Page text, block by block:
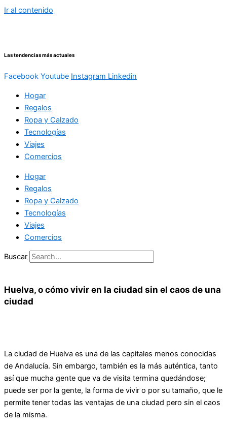
Ir al contenido
Las tendencias más actuales
Facebook Youtube Instagram Linkedin
Hogar
Regalos
Ropa y Calzado
Tecnologías
Viajes
Comercios
Hogar
Regalos
Ropa y Calzado
Tecnologías
Viajes
Comercios
Buscar
Huelva, o cómo vivir en la ciudad sin el caos de una
ciudad
La ciudad de Huelva es una de las capitales menos conocidas
de Andalucía. Sin embargo, también es la más auténtica, tanto
así que mucha gente que va de visita termina quedándose;
puede ser por la gente, la forma de vivir o por su tamaño, que le
permite tener todas las ventajas de una ciudad pero sin el caos
de la misma.